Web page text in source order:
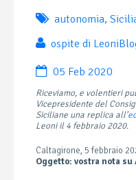
autonomia,
ospite di
05 Feb 2020
Riceviamo, e volentieri
Vicepresidente del
Siciliane una replica all’
Leoni il 4 febbraio 2020.
Caltagirone, 5 febbraio
Oggetto: vostra nota